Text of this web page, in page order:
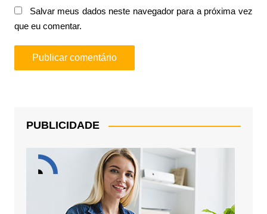
Salvar meus dados neste navegador para a próxima vez
que eu comentar.
PUBLICIDADE